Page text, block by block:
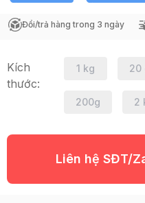
Đổi/trả hàng trong 3 ngày
Kích
thước:
1 kg 20
200g 2
Liên hệ SĐT/